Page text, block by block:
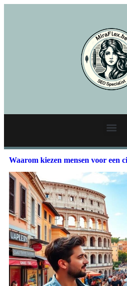
Waarom kiezen mensen voor een